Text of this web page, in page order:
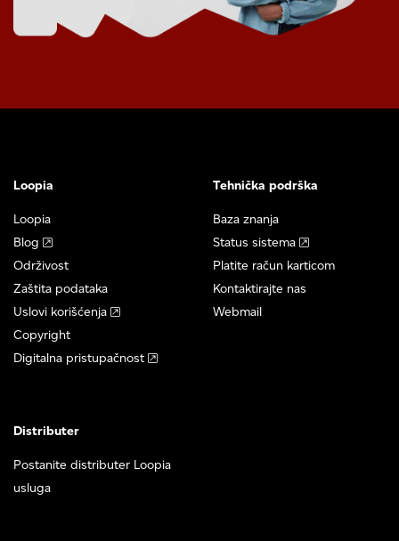
Loopia
Loopia
Blog
Održivost
Zaštita podataka
Uslovi korišćenja
Copyright
Digitalna pristupačnost
Tehnička podrška
Baza znanja
Status sistema
Platite račun karticom
Kontaktirajte nas
Webmail
Distributer
Postanite distributer Loopia
usluga